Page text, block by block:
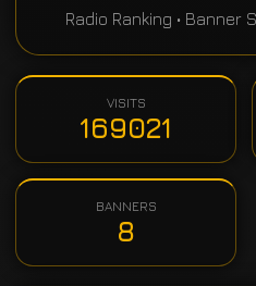
Radio Ranking • Banner
VISITS
169021
BANNERS
8